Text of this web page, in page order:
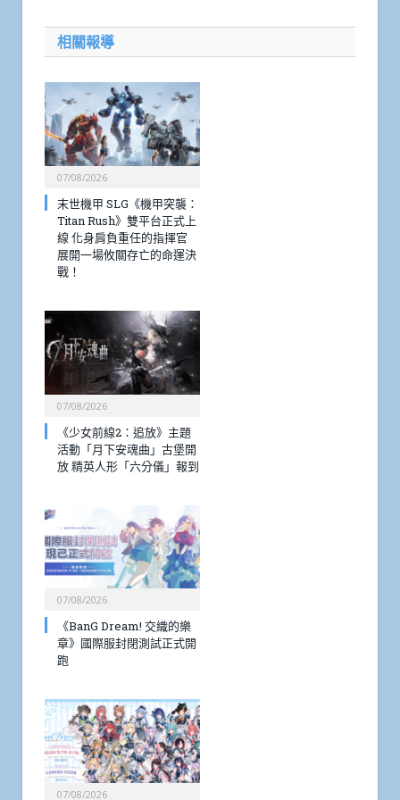
相關報導
07/08/2026
末世機甲 SLG《機甲突襲：
Titan Rush》雙平台正式上
線 化身肩負重任的指揮官
展開一場攸關存亡的命運決
戰！
07/08/2026
《少女前線2：追放》主題
活動「月下安魂曲」古堡開
放 精英人形「六分儀」報到
07/08/2026
《BanG Dream! 交織的樂
章》國際服封閉測試正式開
跑
07/08/2026